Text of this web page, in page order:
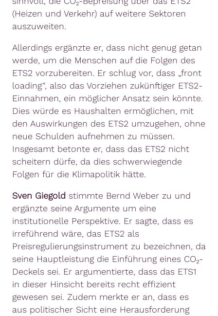
(Heizen und Verkehr) auf weitere Sektoren
auszuweiten.
Allerdings ergänzte er, dass nicht genug getan
werde, um die Menschen auf die Folgen des
ETS2 vorzubereiten. Er schlug vor, dass „front
loading“, also das Vorziehen zukünftiger ETS2-
Einnahmen, ein möglicher Ansatz sein könnte.
Dies würde es Haushalten ermöglichen, mit
den Auswirkungen des ETS2 umzugehen, ohne
neue Schulden aufnehmen zu müssen.
Insgesamt betonte er, dass das ETS2 nicht
scheitern dürfe, da dies schwerwiegende
Folgen für die Klimapolitik hätte.
Sven Giegold stimmte Bernd Weber zu und
ergänzte seine Argumente um eine
institutionelle Perspektive. Er sagte, dass es
irreführend wäre, das ETS2 als
Preisregulierungsinstrument zu bezeichnen, da
seine Hauptleistung die Einführung eines CO₂-
Deckels sei. Er argumentierte, dass das ETS1
in dieser Hinsicht bereits recht effizient
gewesen sei. Zudem merkte er an, dass es
aus politischer Sicht eine Herausforderung